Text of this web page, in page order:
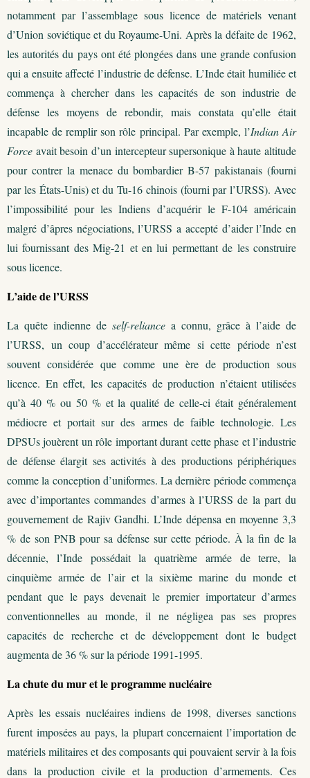
notamment par l’assemblage sous licence de matériels venant
d’Union soviétique et du Royaume-Uni. Après la défaite de 1962,
les autorités du pays ont été plongées dans une grande confusion
qui a ensuite affecté l’industrie de défense. L’Inde était humiliée et
commença à chercher dans les capacités de son industrie de
défense les moyens de rebondir, mais constata qu’elle était
incapable de remplir son rôle principal. Par exemple, l’Indian Air
Force avait besoin d’un intercepteur supersonique à haute altitude
pour contrer la menace du bombardier B-57 pakistanais (fourni
par les États-Unis) et du Tu-16 chinois (fourni par l’URSS). Avec
l’impossibilité pour les Indiens d’acquérir le F-104 américain
malgré d’âpres négociations, l’URSS a accepté d’aider l’Inde en
lui fournissant des Mig-21 et en lui permettant de les construire
sous licence.
L’aide de l’URSS
La quête indienne de self-reliance a connu, grâce à l’aide de
l’URSS, un coup d’accélérateur même si cette période n’est
souvent considérée que comme une ère de production sous
licence. En effet, les capacités de production n’étaient utilisées
qu’à 40 % ou 50 % et la qualité de celle-ci était généralement
médiocre et portait sur des armes de faible technologie. Les
DPSUs jouèrent un rôle important durant cette phase et l’industrie
de défense élargit ses activités à des productions périphériques
comme la conception d’uniformes. La dernière période commença
avec d’importantes commandes d’armes à l’URSS de la part du
gouvernement de Rajiv Gandhi. L’Inde dépensa en moyenne 3,3
% de son PNB pour sa défense sur cette période. À la fin de la
décennie, l’Inde possédait la quatrième armée de terre, la
cinquième armée de l’air et la sixième marine du monde et
pendant que le pays devenait le premier importateur d’armes
conventionnelles au monde, il ne négligea pas ses propres
capacités de recherche et de développement dont le budget
augmenta de 36 % sur la période 1991-1995.
La chute du mur et le programme nucléaire
Après les essais nucléaires indiens de 1998, diverses sanctions
furent imposées au pays, la plupart concernaient l’importation de
matériels militaires et des composants qui pouvaient servir à la fois
dans la production civile et la production d’armements. Ces